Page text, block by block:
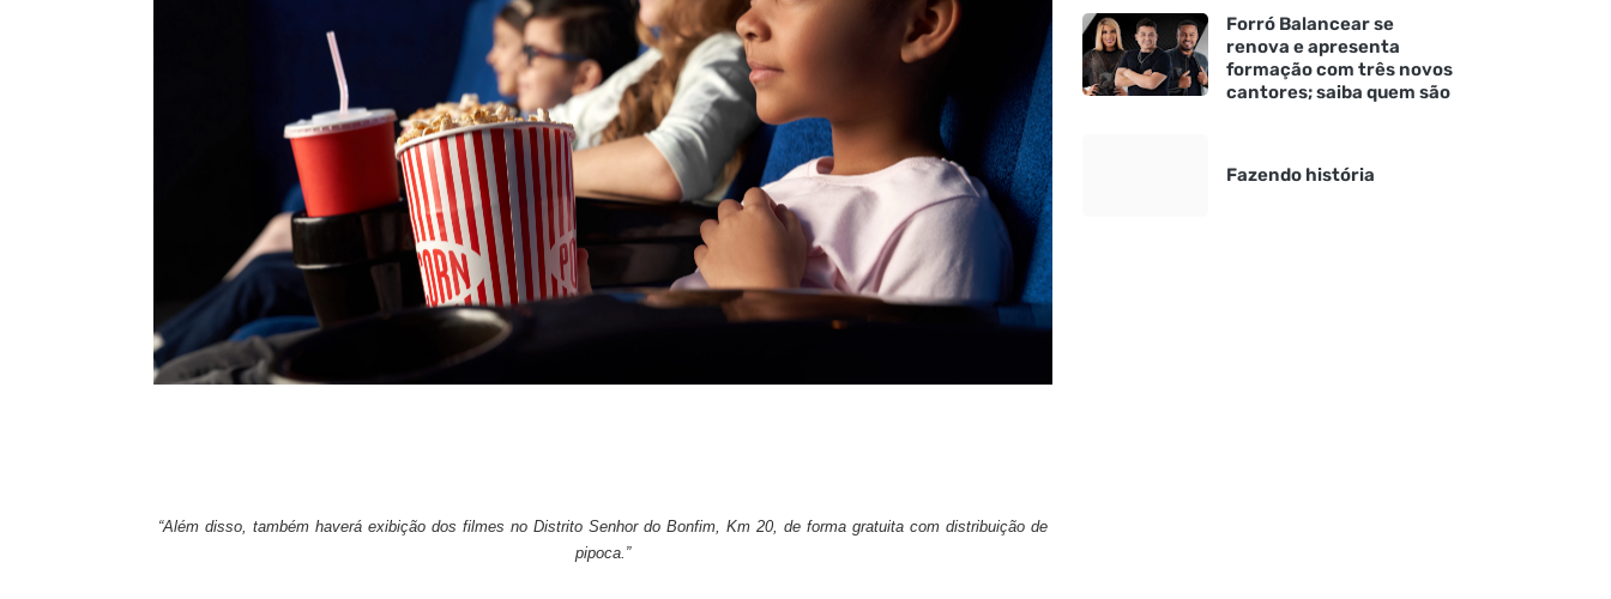
“Além disso, também haverá exibição dos filmes no Distrito Senhor do Bonfim, Km 20, de forma gratuita com distribuição de
pipoca.”
Forró Balancear se
renova e apresenta
formação com três novos
cantores; saiba quem são
Fazendo história